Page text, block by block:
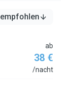
empfohlen
ab
38 €
/nacht